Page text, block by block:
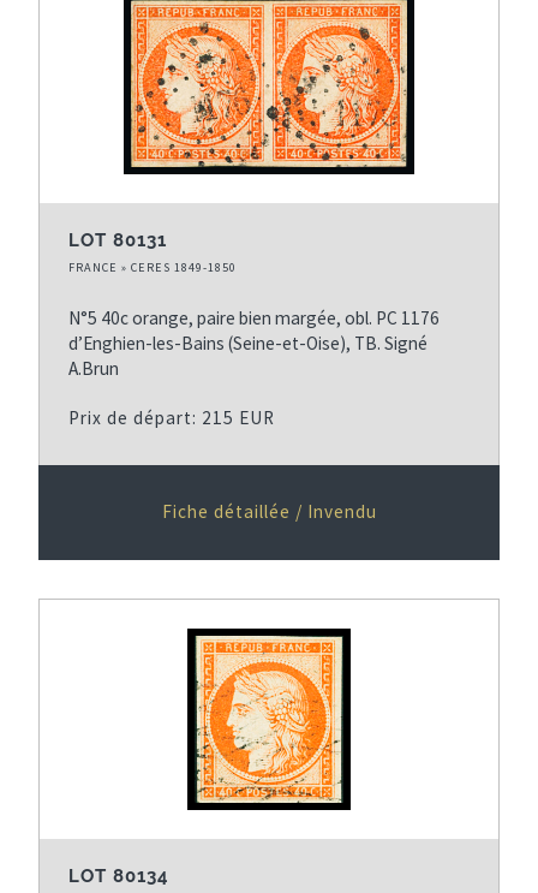
LOT 80131
FRANCE » CERES 1849-1850
N°5 40c orange, paire bien margée, obl. PC 1176
d’Enghien-les-Bains (Seine-et-Oise), TB. Signé
A.Brun
Prix de départ: 215 EUR
Fiche détaillée / Invendu
LOT 80134